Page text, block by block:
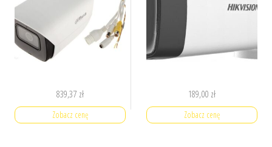
839,37 zł
Zobacz cenę
189,00 zł
Zobacz cenę